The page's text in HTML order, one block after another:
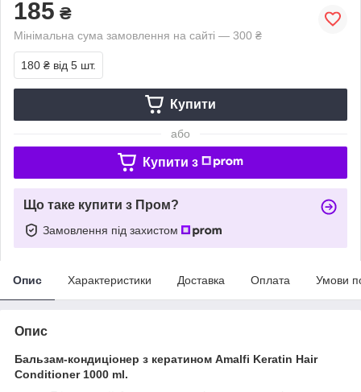
185 ₴
Мінімальна сума замовлення на сайті — 300 ₴
180 ₴ від 5 шт.
Купити
або
Купити з
Що таке купити з Пром?
Замовлення під захистом
Опис Характеристики Доставка Оплата Умови
Опис
Бальзам-кондиціонер з кератином Amalfi Keratin Hair
Conditioner 1000 ml.